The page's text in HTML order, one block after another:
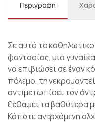
Περιγραφή
Σε αυτό το
φαντασίας, μια
να επιβιώσει σε έναν
πόλεμο, τη
αντιμετωπίσει τον
ξεθάψει τα βαθύτερα
Κάποτε ανερχόμενη